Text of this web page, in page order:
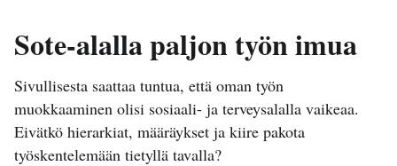
Sote-alalla paljon työn imua
Sivullisesta saattaa tuntua, että oman työn
muokkaaminen olisi sosiaali- ja terveysalalla vaikeaa.
Eivätkö hierarkiat, määräykset ja kiire pakota
työskentelemään tietyllä tavalla?